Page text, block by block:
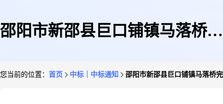
邵阳市新邵县巨口铺镇马落桥完
您当前的位置： 首页 中标｜中标通知 邵阳市新邵县巨口铺镇马落桥